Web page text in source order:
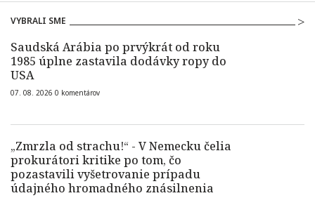
VYBRALI SME
Saudská Arábia po prvýkrát od roku
1985 úplne zastavila dodávky ropy do
USA
07. 08. 2026 0 komentárov
„Zmrzla od strachu!“ - V Nemecku čelia
prokurátori kritike po tom, čo
pozastavili vyšetrovanie prípadu
údajného hromadného znásilnenia